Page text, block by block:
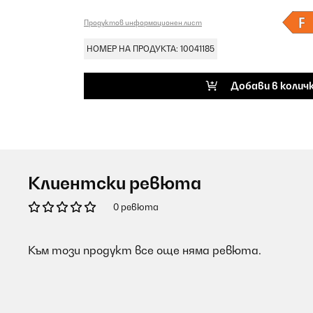
Продуктов информационен лист
НОМЕР НА ПРОДУКТА: 10041185
Добави в
Клиентски ревюта
0 ревюта
Към този продукт все още няма ревюта.